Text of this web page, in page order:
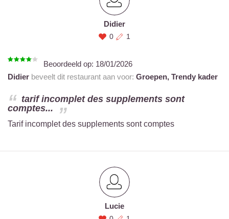
Didier
0 1
Beoordeeld op: 18/01/2026
Didier beveelt dit restaurant aan voor: Groepen, Trendy kader
tarif incomplet des supplements sont
comptes...
Tarif incomplet des supplements sont comptes
Lucie